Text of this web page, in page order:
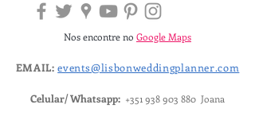
Nos encontre no Google Maps
EMAIL: events@lisbonweddingplanner.com
Celular/ Whatsapp: +351 938 903 880 Joana